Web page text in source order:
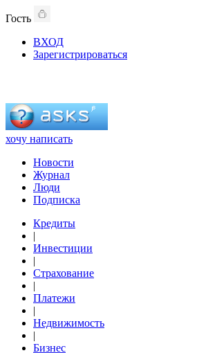
Гость
ВХОД
Зарегистрироваться
хочу написать
Новости
Журнал
Люди
Подписка
Кредиты
|
Инвестиции
|
Страхование
|
Платежи
|
Недвижимость
|
Бизнес